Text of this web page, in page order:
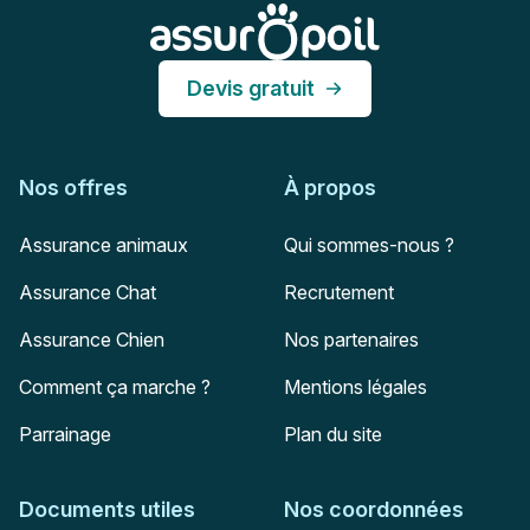
Devis gratuit
Nos offres
Assurance animaux
Assurance Chat
Assurance Chien
Comment ça marche ?
Parrainage
À propos
Qui sommes-nous ?
Recrutement
Nos partenaires
Mentions légales
Plan du site
Documents utiles Nos coordonnées